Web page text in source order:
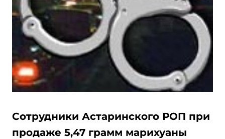
Сотрудники Астаринского РОП при
продаже 5,47 грамм марихуаны